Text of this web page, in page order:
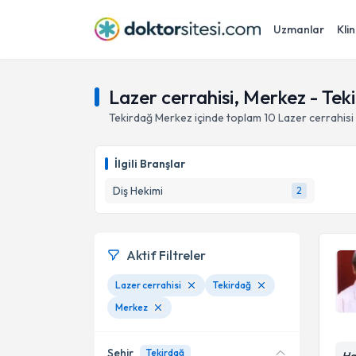
Uzmanlar
Lazer cerrahisi, Merkez -
TekirdağMerkez içinde toplam 10 Lazer cerrahisi
İlgili Branşlar
Diş Hekimi
2
Aktif Filtreler
Lazer cerrahisi
Tekirdağ
Merkez
Şehir Tekirdağ